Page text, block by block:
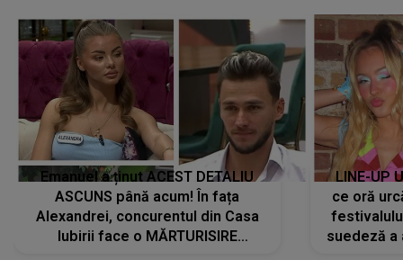
Emanuel a ținut ACEST DETALIU
ASCUNS până acum! În fața
Alexandrei, concurentul din Casa
Iubirii face o MĂRTURISIRE
LINE-UP
ce oră
suedeză a